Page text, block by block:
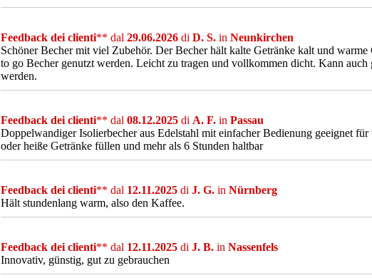
Feedback dei clienti** dal 29.06.2026 di D. S. in Neunkirchen
Schöner Becher mit viel Zubehör. Der Becher hält kalte Getränke kalt und
to go Becher genutzt werden. Leicht zu tragen und vollkommen dicht. Kann
werden.
Feedback dei clienti** dal 08.12.2025 di A. F. in Passau
Doppelwandiger Isolierbecher aus Edelstahl mit einfacher Bedienung geeignet
oder heiße Getränke füllen und mehr als 6 Stunden haltbar
Feedback dei clienti** dal 12.11.2025 di J. G. in Nürnberg
Hält stundenlang warm, also den Kaffee.
Feedback dei clienti** dal 12.11.2025 di J. B. in Nassenfels
Innovativ, günstig, gut zu gebrauchen